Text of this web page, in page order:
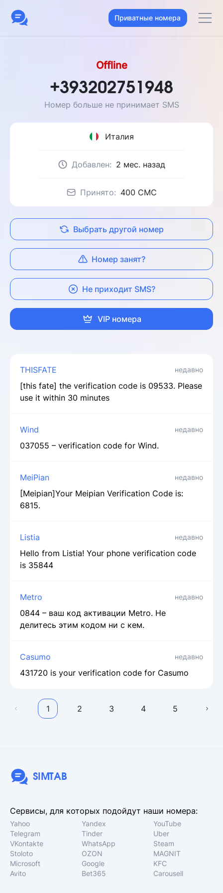
Приватные номера
Offline
+393202751948
Номер больше не принимает SMS
Италия
Добавлен: 2 мес. назад
Принято: 400 CMC
Выбрать другой номер
Номер занят?
Не приходит SMS?
VIP номера
THISFATE недавно
[this fate] the verification code is 09533. Please
use it within 30 minutes
Wind недавно
037055 – verification code for Wind.
MeiPian недавно
[Meipian]Your Meipian Verification Code is:
6815.
Listia недавно
Hello from Listia! Your phone verification code
is 35844
Metro недавно
0844 – ваш код активации Metro. Не
делитесь этим кодом ни с кем.
Casumo недавно
431720 is your verification code for Casumo
1 2 3 4 5
SIMTAB
Сервисы, для которых подойдут наши номера:
Yahoo Yandex
YouTube
Telegram
Tinder
Uber
VKontakte
WhatsApp
Steam
Stoloto
OZON
MAGNIT
Microsoft
Google
KFC
Avito
Bet365 Carousell